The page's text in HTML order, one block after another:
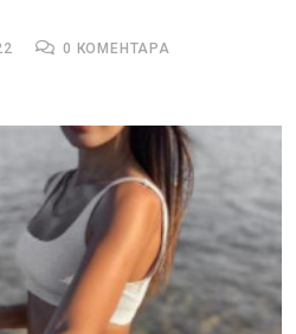
0 КОМЕНТАРА